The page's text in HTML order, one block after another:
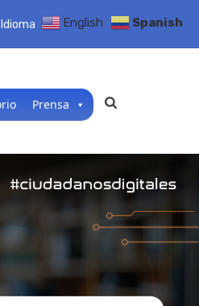
Idioma
Prensa
English Spanish